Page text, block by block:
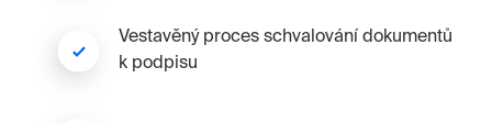
Vestavěný proces schvalování dokumentů
k podpisu